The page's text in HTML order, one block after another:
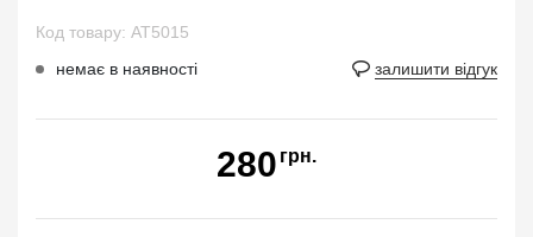
Код товару: AT5015
немає в наявності
залишити відгук
280 грн.